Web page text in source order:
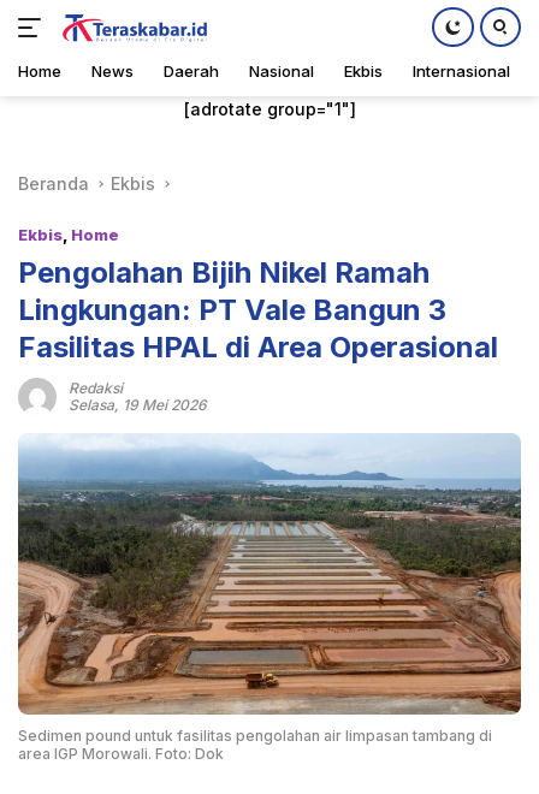
Home News Daerah Nasional Ekbis Internasional
[adrotate group="1"]
Beranda Ekbis
Ekbis Home
Pengolahan Bijih Nikel Ramah
Lingkungan: PT Vale Bangun 3
Fasilitas HPAL di Area Operasional
Redaksi
Selasa, 19 Mei 2026
Sedimen pound untuk fasilitas pengolahan air limpasan tambang di
area IGP Morowali. Foto: Dok